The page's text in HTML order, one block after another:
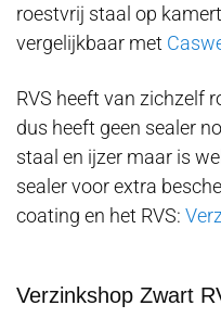
roestvrij staal op
vergelijkbaar met
RVS heeft van zichzelf
dus heeft geen sealer
staal en ijzer maar is
sealer voor extra
coating en het RVS:
Verzinkshop Zwart